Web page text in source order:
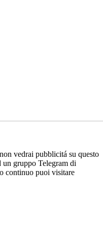
vedrai pubblicitá su questo
un gruppo Telegram di
continuo puoi visitare